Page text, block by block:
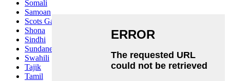
Somali
Samoan
Scots Gaelic
Shona
Sindhi
Sundanese
Swahili
Tajik
Tamil